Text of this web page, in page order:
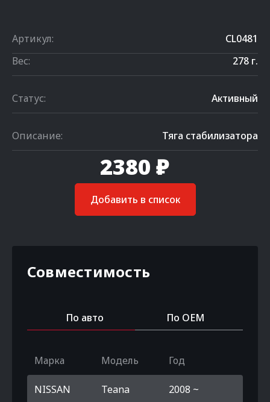
Артикул:
CL0481
Вес:
278 г.
Статус: Активный
Описание: Тяга стабилизатора
2380 ₽
Добавить в список
Совместимость
По авто По OEM
Марка Модель Год
NISSAN Teana 2008 ~